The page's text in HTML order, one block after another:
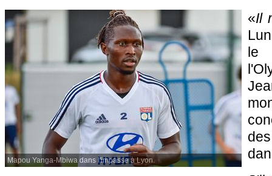
Mapou Yanga-Mbiwa dans l'impasse à Lyon.
«Il
le